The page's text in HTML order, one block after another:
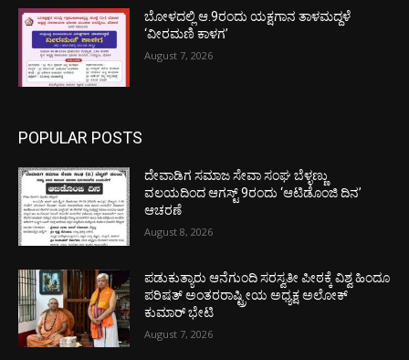
ಬೋಳದಲ್ಲಿ ಆ.9ರಂದು ಯಕ್ಷಗಾನ ತಾಳಮದ್ದಳೆ
‘ವೀರಮಣಿ ಕಾಳಗ’
August 7, 2026
POPULAR POSTS
ದೇವಾಡಿಗ ಸಮಾಜ ಸೇವಾ ಸಂಘ ಬೆಳ್ಳಣ್ಣು
ವಲಯದಿಂದ ಆಗಸ್ಟ್ 9ರಂದು ‘ಆಟಿಡೊಂಜಿ ದಿನ’
ಆಚರಣೆ
August 8, 2026
ಪಡುಕುತ್ಯಾರು ಆನೆಗುಂದಿ ಸರಸ್ವತೀ ಪೀಠಕ್ಕೆ ವಿಶ್ವ ಹಿಂದೂ
ಪರಿಷತ್ ಅಂತರರಾಷ್ಟ್ರೀಯ ಅಧ್ಯಕ್ಷ ಅಲೋಕ್
ಕುಮಾರ್ ಭೇಟಿ
August 7, 2026